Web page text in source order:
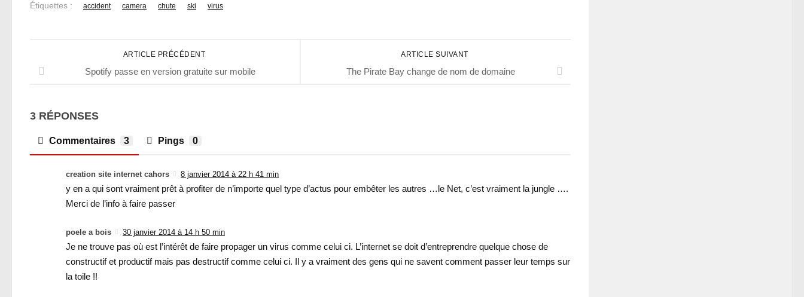
Étiquettes : accident camera chute ski virus
ARTICLE SUIVANT
The Pirate Bay change de nom de domaine
ARTICLE PRÉCÉDENT
Spotify passe en version gratuite sur mobile
3 RÉPONSES
Commentaires 3 Pings 0
creation site internet cahors 8 janvier 2014 à 22 h 41 min
y en a qui sont vraiment prêt à profiter de n’importe quel type d’actus pour embêter les autres …le Net, c’est vraiment la jungle ….
Merci de l’info à faire passer
poele a bois 30 janvier 2014 à 14 h 50 min
Je ne trouve pas où est l’intérêt de faire propager un virus comme celui ci. L’internet se doit d’entreprendre quelque chose de
constructif et productif mais pas destructif comme celui ci. Il y a vraiment des gens qui ne savent comment passer leur temps sur
la toile !!